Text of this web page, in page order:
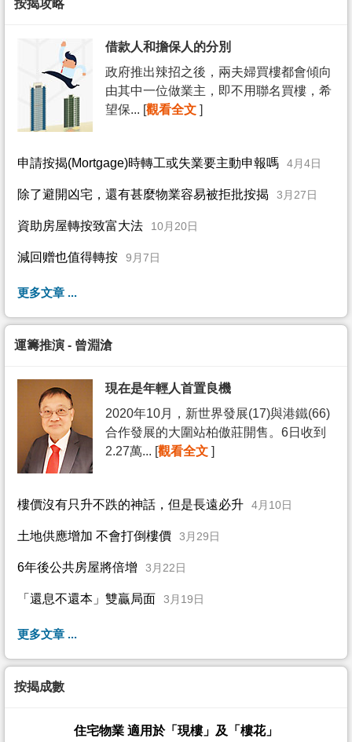
按揭攻略
借款人和擔保人的分別
政府推出辣招之後，兩夫婦買樓都會傾向
由其中一位做業主，即不用聯名買樓，希
望保... [觀看全文 ]
申請按揭(Mortgage)時轉工或失業要主動申報嗎 4月4日
除了避開凶宅，還有甚麼物業容易被拒批按揭 3月27日
資助房屋轉按致富大法 10月20日
減回赠也值得轉按 9月7日
更多文章 ...
運籌推演 - 曾淵滄
現在是年輕人首置良機
2020年10月，新世界發展(17)與港鐵(66)
合作發展的大圍站柏傲莊開售。6日收到
2.27萬... [觀看全文 ]
樓價沒有只升不跌的神話，但是長遠必升 4月10日
土地供應增加 不會打倒樓價 3月29日
6年後公共房屋將倍增 3月22日
「還息不還本」雙贏局面 3月19日
更多文章 ...
按揭成數
住宅物業 適用於「現樓」及「樓花」